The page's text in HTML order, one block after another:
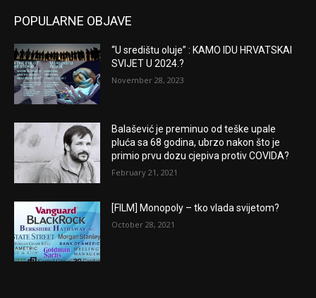
POPULARNE OBJAVE
“U središtu oluje” : KAMO IDU HRVATSKAI
SVIJET U 2024.?
November 28, 2023
Balašević je preminuo od teške upale
pluća sa 68 godina, ubrzo nakon što je
primio prvu dozu cjepiva protiv COVIDA?
February 21, 2021
[FILM] Monopoly – tko vlada svijetom?
October 28, 2021